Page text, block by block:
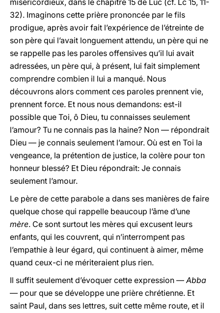
miséricordieux, dans le chapitre 15 de Luc (cf. Lc 15, 11-
32). Imaginons cette prière prononcée par le fils
prodigue, après avoir fait l’expérience de l’étreinte de
son père qui l’avait longuement attendu, un père qui ne
se rappelle pas les paroles offensives qu’il lui avait
adressées, un père qui, à présent, lui fait simplement
comprendre combien il lui a manqué. Nous
découvrons alors comment ces paroles prennent vie,
prennent force. Et nous nous demandons: est-il
possible que Toi, ô Dieu, tu connaisses seulement
l’amour? Tu ne connais pas la haine? Non — répondrait
Dieu — je connais seulement l’amour. Où est en Toi la
vengeance, la prétention de justice, la colère pour ton
honneur blessé? Et Dieu répondrait: Je connais
seulement l’amour.
Le père de cette parabole a dans ses manières de faire
quelque chose qui rappelle beaucoup l’âme d’une
mère. Ce sont surtout les mères qui excusent leurs
enfants, qui les couvrent, qui n’interrompent pas
l’empathie à leur égard, qui continuent à aimer, même
quand ceux-ci ne mériteraient plus rien.
Il suffit seulement d’évoquer cette expression —Abba
— pour que se développe une prière chrétienne. Et
saint Paul, dans ses lettres, suit cette même route, et il